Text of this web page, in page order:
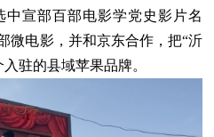
中宣部百部电影学党史影片名
微电影，并和京东合作，把“沂
驻的县域苹果品牌。